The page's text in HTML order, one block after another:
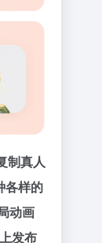
制真人
各样的
动画
发布